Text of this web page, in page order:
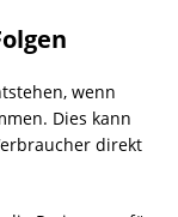
wenn
Dies kann
direkt